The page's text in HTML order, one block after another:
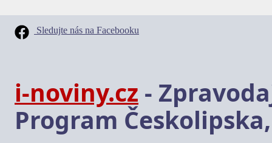
Sledujte nás na Facebooku
i-noviny.cz -
Program